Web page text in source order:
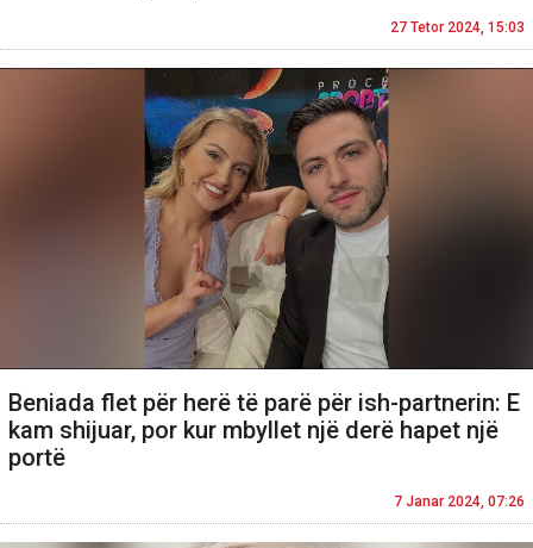
27 Tetor 2024, 15:03
Beniada flet për herë të parë për ish-partnerin: E
kam shijuar, por kur mbyllet një derë hapet një
portë
7 Janar 2024, 07:26